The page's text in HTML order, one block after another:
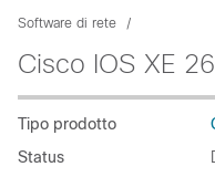
Software di rete
Cisco IOS XE 26
Tipo prodotto
Status